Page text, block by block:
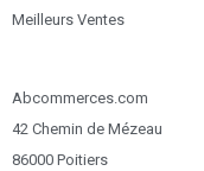
Meilleurs Ventes
Abcommerces.com
42 Chemin de Mézeau
86000 Poitiers